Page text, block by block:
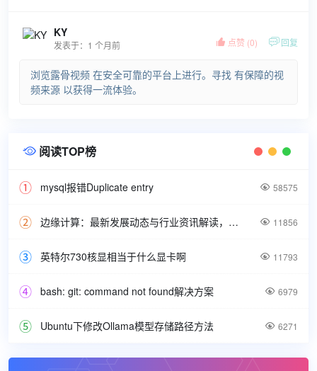
KY
发表于：1 个月前
浏览露骨视频 在安全可靠的平台上进行。寻找 有保障的视
频来源 以获得一流体验。
 点赞 (0) 回复
 阅读TOP榜
mysql报错Duplicate entry  58575
边缘计算：最新发展动态与行业资讯解读，洞悉技术前沿引领未来。  11856
英特尔730核显相当于什么显卡啊  11793
bash: git: command not found解决方案  6979
Ubuntu下修改Ollama模型存储路径方法  6271